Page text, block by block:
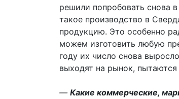
решили попробовать снова
такое производство в
продукцию. Это особенно
можем изготовить любую
году их число снова
выходят на рынок,
— Какие коммерческие,